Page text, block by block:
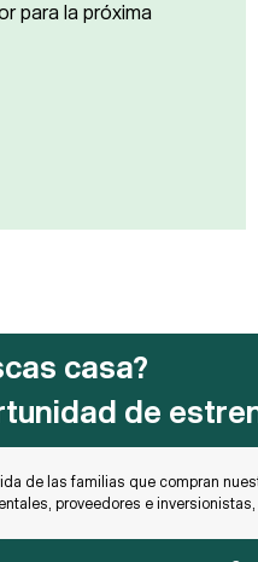
para la próxima
casa?
de
de las familias que compran
proveedores e